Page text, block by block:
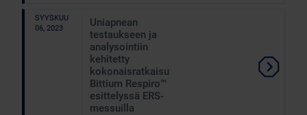
SYYSKUU
06, 2023
Uniapnean
testaukseen ja
analysointiin
kehitetty
kokonaisratkaisu
Bittium Respiro™
esittelyssä ERS-
messuilla